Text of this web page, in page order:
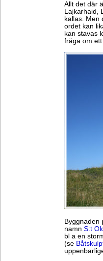
Allt det där
Lajkarhaid,
kallas. Men
ordet kan
kan stavas
fråga om
Byggnaden
namn S:t
bl a en
(se